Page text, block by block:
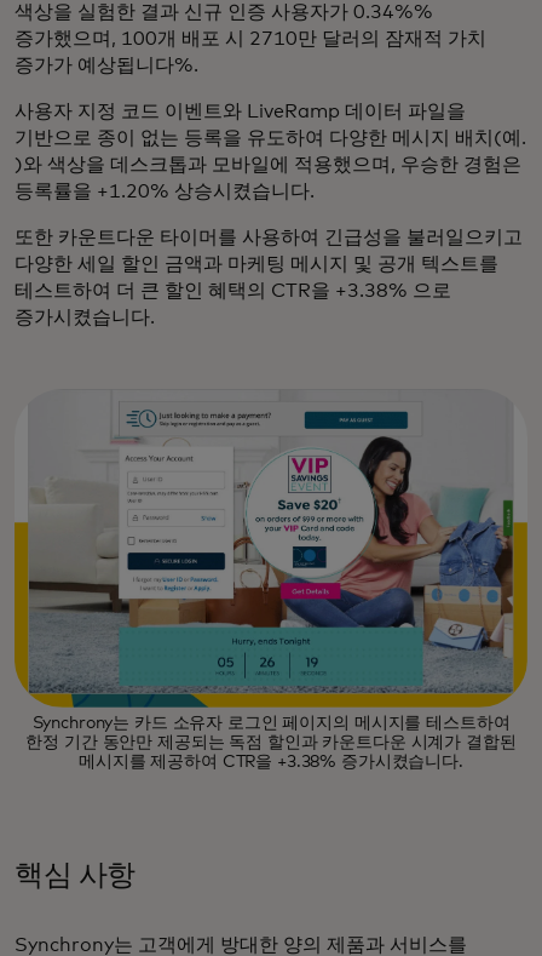
색상을 실험한 결과 신규 인증 사용자가 0.34%%
증가했으며, 100개 배포 시 2710만 달러의 잠재적 가치
증가가 예상됩니다%.
사용자 지정 코드 이벤트와 LiveRamp 데이터 파일을
기반으로 종이 없는 등록을 유도하여 다양한 메시지 배치(예.
)와 색상을 데스크톱과 모바일에 적용했으며, 우승한 경험은
등록률을 +1.20% 상승시켰습니다.
또한 카운트다운 타이머를 사용하여 긴급성을 불러일으키고
다양한 세일 할인 금액과 마케팅 메시지 및 공개 텍스트를
테스트하여 더 큰 할인 혜택의 CTR을 +3.38% 으로
증가시켰습니다.
Synchrony는 카드 소유자 로그인 페이지의 메시지를 테스트하여
한정 기간 동안만 제공되는 독점 할인과 카운트다운 시계가 결합된
메시지를 제공하여 CTR을 +3.38% 증가시켰습니다.
핵심 사항
Synchrony는 고객에게 방대한 양의 제품과 서비스를